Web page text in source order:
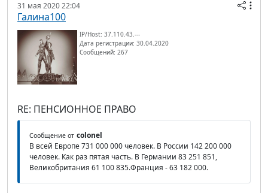
31 мая 2020 22:04
Галина100
IP/Host: 37.110.43.---
Дата регистрации: 30.04.2020
Сообщений: 267
RE: ПЕНСИОННОЕ ПРАВО
Сообщение от colonel
В всей Европе 731 000 000 человек. В России 142 200 000
человек. Как раз пятая часть. В Германии 83 251 851,
Великобритания 61 100 835.Франция - 63 182 000.